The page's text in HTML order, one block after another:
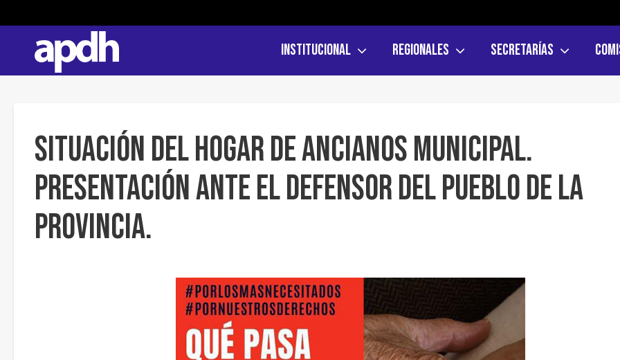
Institucional Regionales Secretarías
Situación del Hogar de Ancianos Municipal.
Presentación ante el Defensor del Pueblo de la
Provincia.